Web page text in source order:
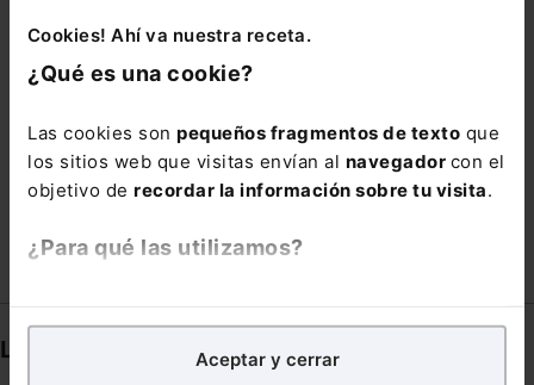
Cookies! Ahí va nuestra receta.
¿Qué es una cookie?
Las cookies son pequeños fragmentos de texto que
los sitios web que visitas envían al navegador con el
objetivo de recordar la información sobre tu visita.
¿Para qué las utilizamos?
analíticospara tratar demejorar tu experienciaen
nuestra página web. También con fines publicitarios,
Aceptar y cerrar
SINGULAR STARTUP TECNOLOGICA
VILLA
Links directos